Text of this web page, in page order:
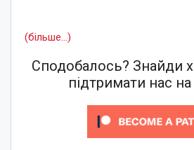
(більше…)
Сподобалось? Знайди
підтримати нас